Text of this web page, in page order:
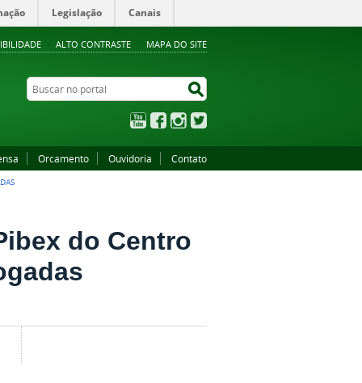
ALTO CONTRASTE MAPA DO SITE
Legislação Canais
Buscar no portal
YouTubeFacebookInstagram
Orcamento Ouvidoria Contato
do Centro